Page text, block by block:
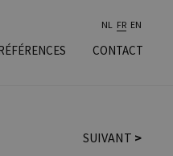
NL FR EN
CONTACT
SUIVANT >